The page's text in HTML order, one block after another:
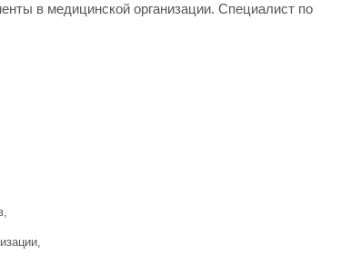
в медицинской организации. Специалист по